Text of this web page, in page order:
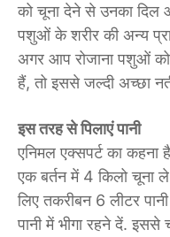
को चूना देने से उनका दिल
पशुओं के शरीर की अन्य
अगर आप रोजाना पशुओं को
हैं, तो इससे जल्दी अच्छा
इस तरह से पिलाएं पानी
एनिमल एक्सपर्ट का कहना
एक बर्तन में 4 किलो चूना
लिए तकरीबन 6 लीटर
पानी में भीगा रहने दें.